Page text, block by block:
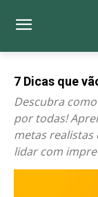
7 Dicas que
Descubra
por todas!
metas realistas
lidar com